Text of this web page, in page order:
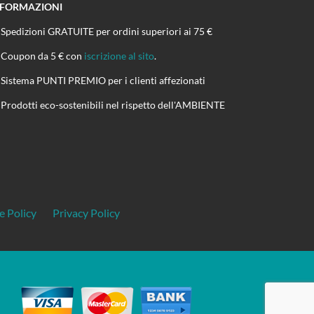
Spedizioni GRATUITE per ordini superiori ai 75 €
Coupon da 5 € con iscrizione al sito.
Sistema PUNTI PREMIO per i clienti affezionati
Prodotti eco-sostenibili nel rispetto dell'AMBIENTE
Policy Privacy Policy